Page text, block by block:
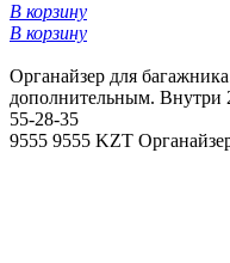
В корзину
В корзину
Органайзер для
дополнительным. Внутри
55-28-35
9555 9555 KZT